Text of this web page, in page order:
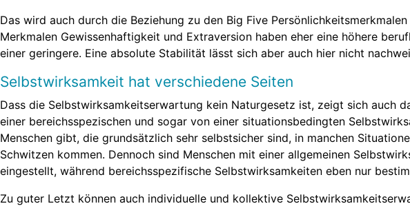
Das wird auch durch die Beziehung zu den Big Five
Merkmalen Gewissenhaftigkeit und Extraversion haben eher eine höhere
einer geringere. Eine absolute Stabilität lässt sich aber auch hier nicht
Selbstwirksamkeit hat verschiedene Seiten
Dass die Selbstwirksamkeitserwartung kein Naturgesetz ist, zeigt sich auch
einer bereichsspezischen und sogar von einer situationsbedingten
Menschen gibt, die grundsätzlich sehr selbstsicher sind, in manchen
Schwitzen kommen. Dennoch sind Menschen mit einer allgemeinen
eingestellt, während bereichsspezifische Selbstwirksamkeiten eben nur
Zu guter Letzt können auch individuelle und kollektive